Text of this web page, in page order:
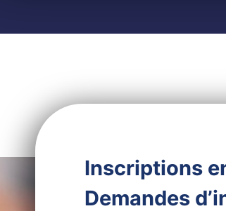
Inscriptions
Demandes